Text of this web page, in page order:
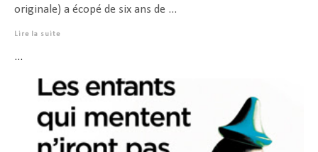
originale) a écopé de six ans de ...
Lire la suite
...